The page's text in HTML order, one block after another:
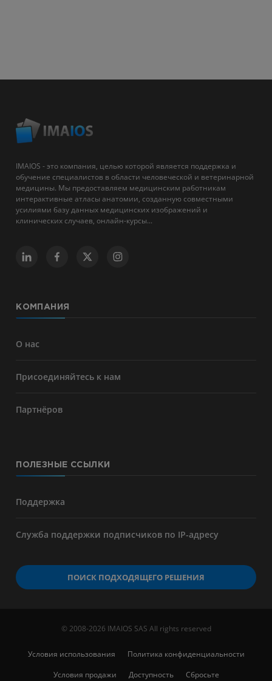
IMAIOS - это компания, целью которой является поддержка и
обучение специалистов в области человеческой и ветеринарной
медицины. Мы предоставляем медицинским работникам
интерактивные атласы анатомии, созданную совместными
усилиями базу данных медицинских изображений и
клинических случаев, онлайн-курсы...
КОМПАНИЯ
О нас
Присоединяйтесь к нам
Партнёров
ПОЛЕЗНЫЕ ССЫЛКИ
Поддержка
Служба поддержки подписчиков по IP-адресу
ПОИСК ПОДХОДЯЩЕГО РЕШЕНИЯ
© 2008-2026 IMAIOS SAS All rights reserved
Условия использования
Политика конфиденциальности
Условия продажи
Доступность Сбросьте